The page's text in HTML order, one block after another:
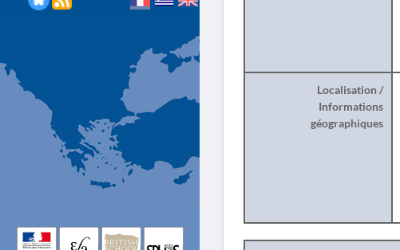
Localisation /
Informations
géographiques